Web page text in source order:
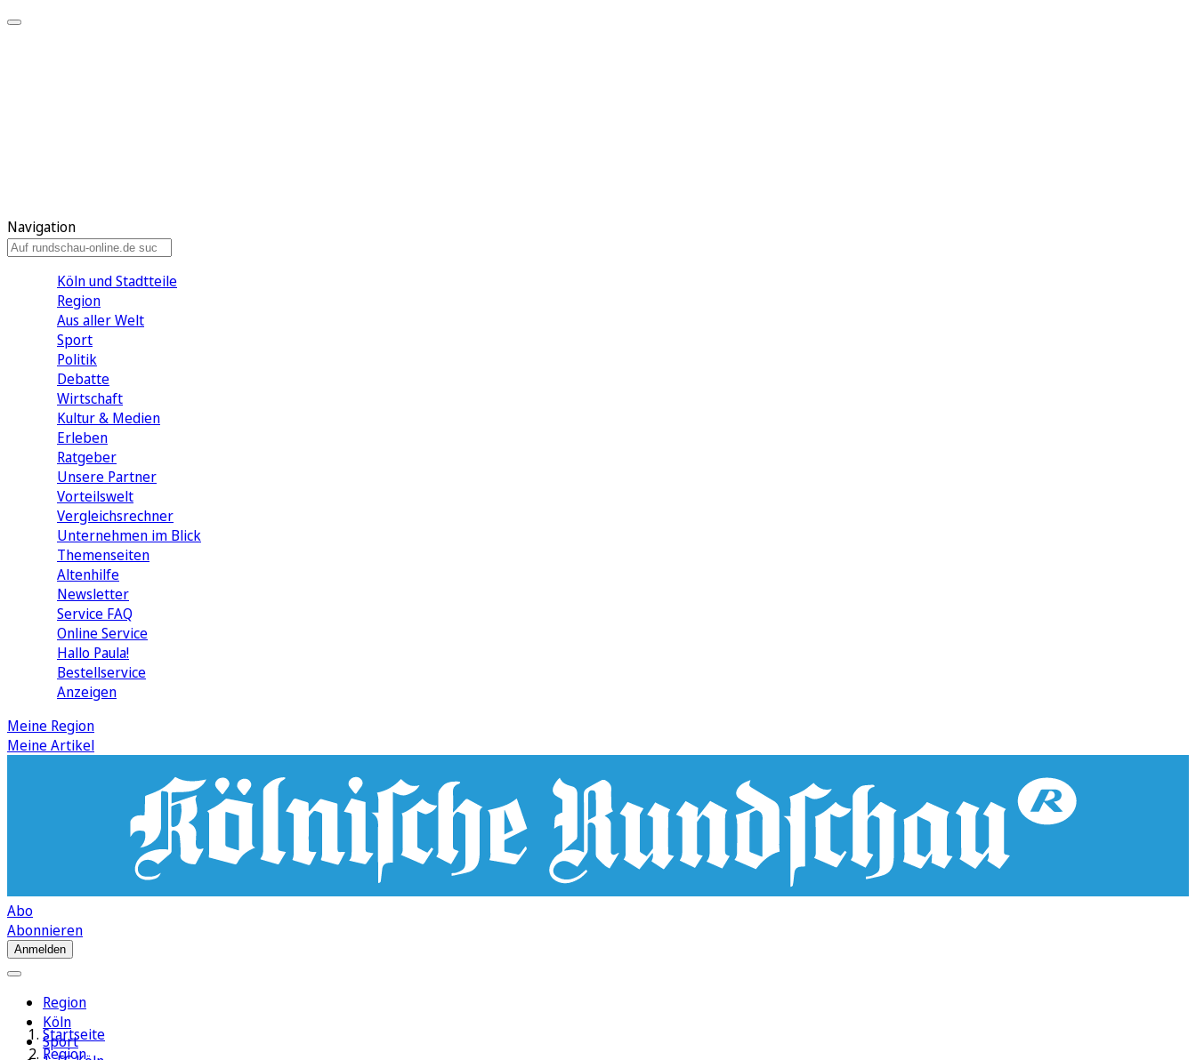
Navigation
Köln und Stadtteile
Region
Aus aller Welt
Sport
Politik
Debatte
Wirtschaft
Kultur & Medien
Erleben
Ratgeber
Unsere Partner
Vorteilswelt
Vergleichsrechner
Unternehmen im Blick
Themenseiten
Altenhilfe
Newsletter
Service FAQ
Online Service
Hallo Paula!
Bestellservice
Anzeigen
Meine Region
Meine Artikel
Abo
Abonnieren
Anmelden
Region
Köln
Sport
Startseite
Region